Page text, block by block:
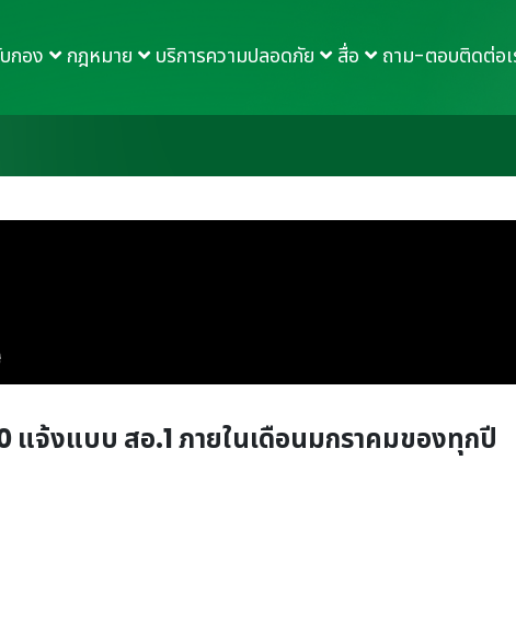
กอง กฎหมาย บริการความปลอดภัย สื่อ ถาม-ตอบติดต่อเ
แจ้งแบบ สอ.1 ภายในเดือนมกราคมของทุกปี